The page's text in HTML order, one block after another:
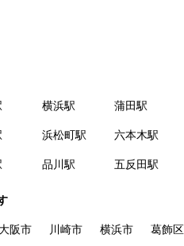
す。
７.「本会員制度」とは、会員によ
８.「本規約等」とは、本規約、マ
ョン注文書を意味します。
９.「契約期間開始日」とは、定期
横浜駅 蒲田駅
浜松町駅 六本木駅
品川駅 五反田駅
阪市 川崎市 横浜市 葛飾区